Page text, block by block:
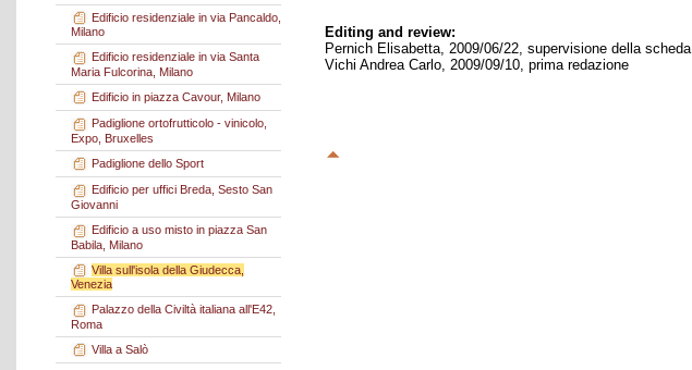
Edificio residenziale in via Pancaldo,
Milano
Edificio residenziale in via Santa
Maria Fulcorina, Milano
Edificio in piazza Cavour, Milano
Padiglione ortofrutticolo - vinicolo,
Expo, Bruxelles
Padiglione dello Sport
Edificio per uffici Breda, Sesto San
Giovanni
Edificio a uso misto in piazza San
Babila, Milano
Villa sull'isola della Giudecca,
Venezia
Palazzo della Civiltà italiana all'E42,
Roma
Villa a Salò
Editing and review:
Pernich Elisabetta, 2009/06/22, supervisione della scheda
Vichi Andrea Carlo, 2009/09/10, prima redazione